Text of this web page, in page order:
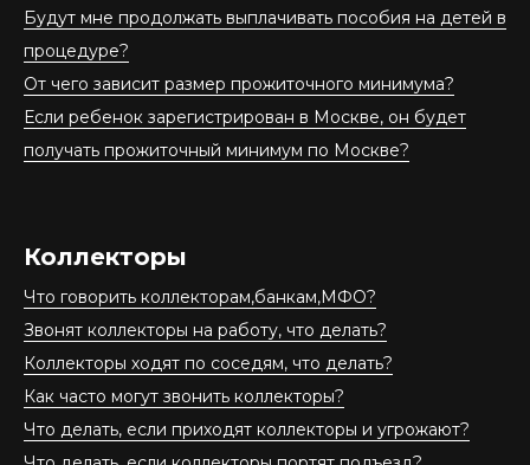
Будут мне продолжать выплачивать пособия на детей в
процедуре?
От чего зависит размер прожиточного минимума?
Если ребенок зарегистрирован в Москве, он будет
получать прожиточный минимум по Москве?
Коллекторы
Что говорить коллекторам,банкам,МФО?
Звонят коллекторы на работу, что делать?
Коллекторы ходят по соседям, что делать?
Как часто могут звонить коллекторы?
Что делать, если приходят коллекторы и угрожают?